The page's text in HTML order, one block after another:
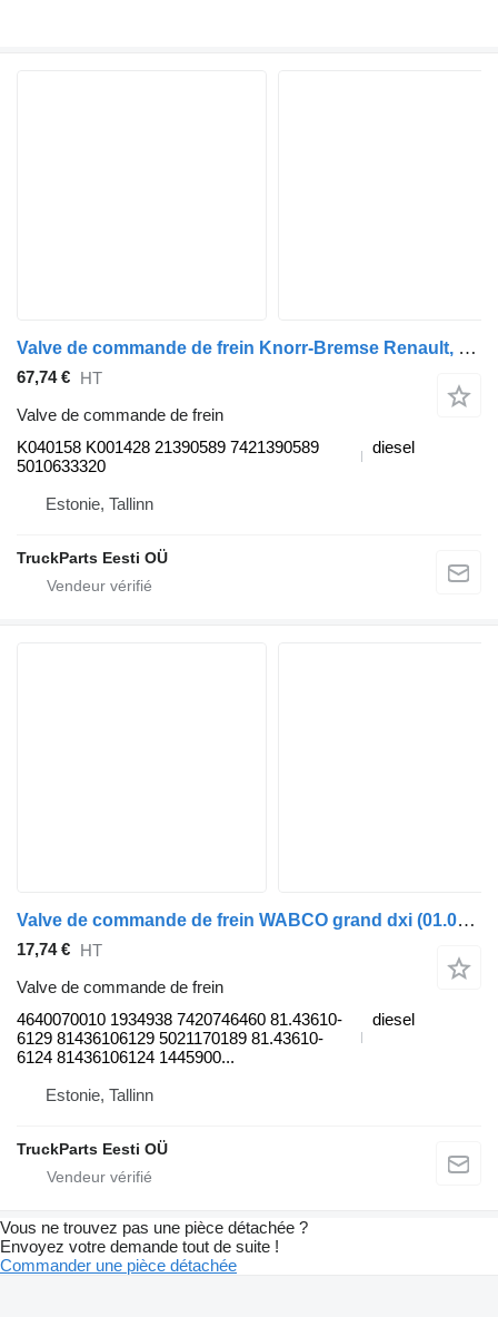
Valve de commande de frein Knorr-Bremse Renault, Knorr-Brake Magnum DXI (01.05-12.13) K040158 K001428 pour tracteur routier Renault Magnum (1990-2014)
67,74 € HT
Valve de commande de frein
K040158 K001428 21390589 7421390589
5010633320
diesel
Estonie, Tallinn
TruckParts Eesti OÜ
Valve de commande de frein WABCO grand dxi (01.05-12.13) 4640070010 pour tracteur routier Renault Magnum (1990-2014)
17,74 € HT
Valve de commande de frein
4640070010 1934938 7420746460 81.43610-
6129 81436106129 5021170189 81.43610-
6124 81436106124 1445900...
diesel
Estonie, Tallinn
TruckParts Eesti OÜ
Vous ne trouvez pas une pièce détachée ?
Envoyez votre demande tout de suite !
Commander une pièce détachée